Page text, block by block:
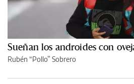
Sueñan los androides con
Rubén “Pollo” Sobrero